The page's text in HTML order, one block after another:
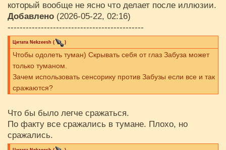
который вообще не ясно что делает после иллюзии.
Добавлено (2026-05-22, 02:16)
---------------------------------------------
Цитата Nekzeesh ( )
Чтобы одолеть туман) Скрывать себя от глаз Забуза может
только туманом.
Зачем использовать сенсорику против Забузы если все и так
сражаются?
Что бы было легче сражаться.
По факту все сражались в тумане. Плохо, но
сражались.